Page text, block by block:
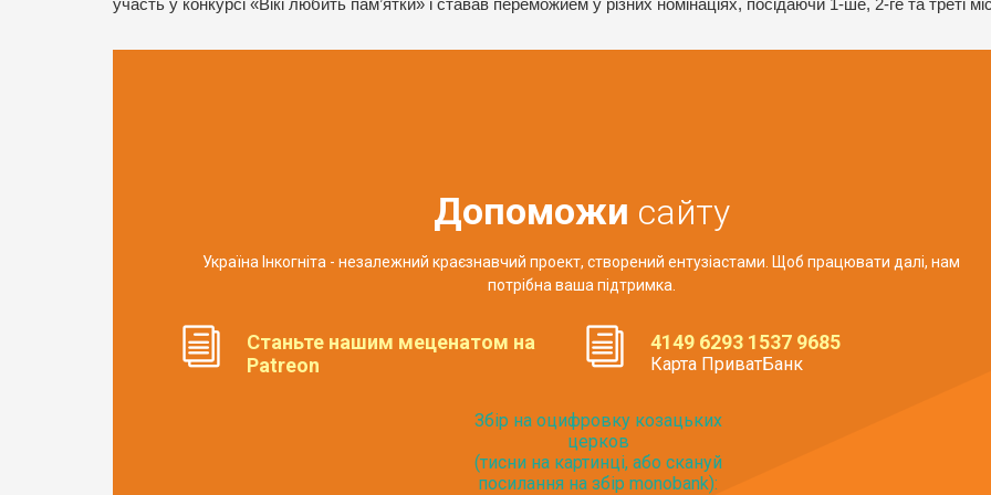
участь у конкурсі «Вікі любить пам’ятки» і ставав переможйем у різних номінаціях, посідаючи 1-ше, 2-ге та треті
Допоможи сайту
Україна Інкогніта - незалежний краєзнавчий проект, створений ентузіастами. Щоб працювати далі, нам
потрібна ваша підтримка.
Станьте нашим меценатом на
Patreon
4149 6293 1537 9685
Карта ПриватБанк
Збір на оцифровку козацьких
церков
(тисни на картинці, або скануй
посилання на збір monobank):